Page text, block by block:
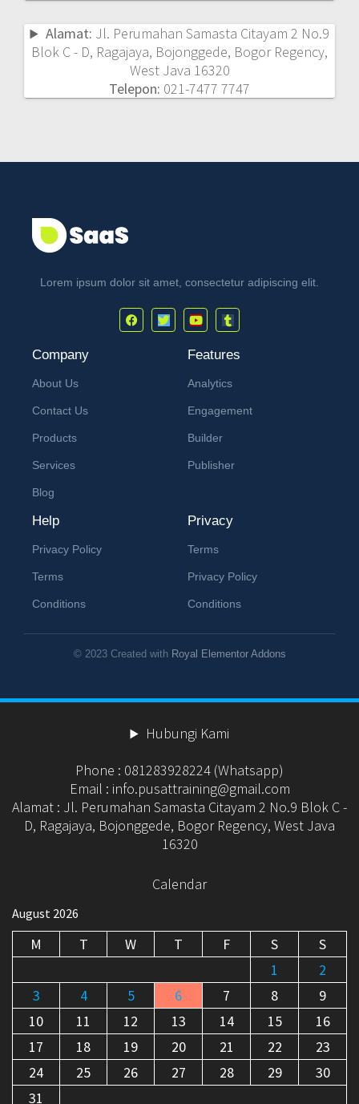
Alamat: Jl. Perumahan Samasta Citayam 2 No.9
Blok C - D, Ragajaya, Bojonggede, Bogor Regency,
West Java 16320
Telepon: 021-7477 7747
Lorem ipsum dolor sit amet, consectetur adipiscing elit.
Company
About Us
Contact Us
Products
Services
Blog
Features
Analytics
Engagement
Builder
Publisher
Help
Privacy Policy
Terms
Conditions
Privacy
Terms
Privacy Policy
Conditions
© 2023 Created with Royal Elementor Addons
Hubungi Kami
Phone : 081283928224 (Whatsapp)
Email : info.pusattraining@gmail.com
Alamat : Jl. Perumahan Samasta Citayam 2 No.9 Blok C -
D, Ragajaya, Bojonggede, Bogor Regency, West Java
16320
Calendar
August 2026
M T W T F S
S
1
2
3
4 5 6 7 8
9
10
11 12 13 14 15
16
17
18 19 20 21 22
23
24
25 26 27 28 29
30
31